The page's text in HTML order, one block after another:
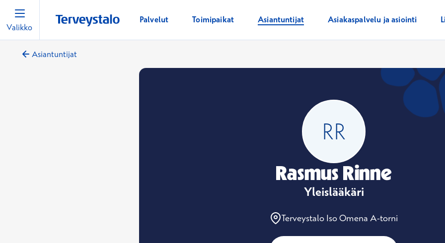
Valikko
Palvelut Toimipaikat Asiantuntijat Asiakaspalvelu ja asiointi
Asiantuntijat
Rasmus Rinne
Yleislääkäri
Terveystalo Iso Omena A-torni